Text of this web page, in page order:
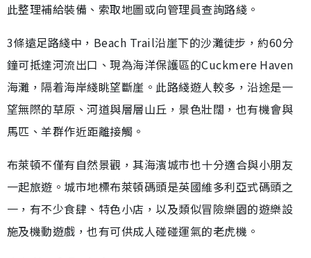
此整理補給裝備、索取地圖或向管理員查詢路綫。
3條遠足路綫中，Beach Trail沿崖下的沙灘徒步，約60分
鐘可抵達河流出口、現為海洋保護區的Cuckmere Haven
海灘，隔着海岸綫眺望斷崖。此路綫遊人較多，沿途是一
望無際的草原、河道與層層山丘，景色壯闊，也有機會與
馬匹、羊群作近距離接觸。
布萊頓不僅有自然景觀，其海濱城市也十分適合與小朋友
一起旅遊。城市地標布萊頓碼頭是英國維多利亞式碼頭之
一，有不少食肆、特色小店，以及類似冒險樂園的遊樂設
施及機動遊戲，也有可供成人碰碰運氣的老虎機。